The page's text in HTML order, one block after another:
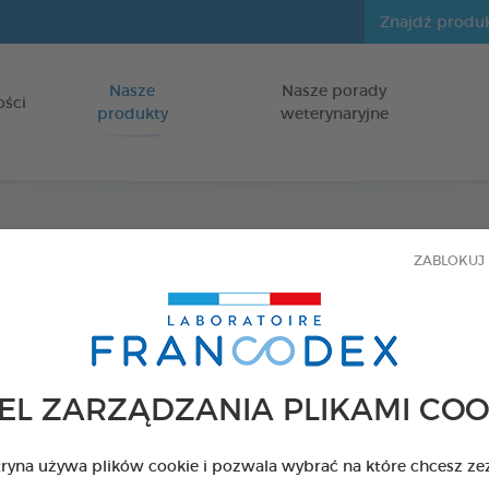
ZARZĄDZANIA PLIKAMI
używa plików cookie i pozwala wybrać na które chcesz
ZABLOKUJ
Idź do zawartości
Nasze
produkty
Nasze porady
weterynaryjne
Olej
dla psów i
Kod 426812 - EAN